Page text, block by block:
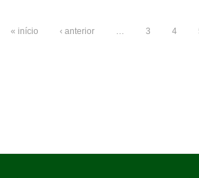
« início ‹ anterior … 3 4